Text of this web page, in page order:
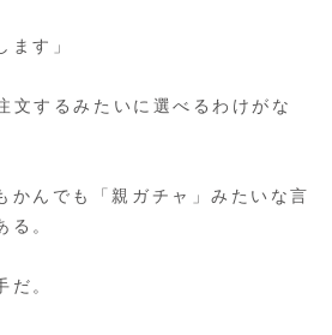
ます」
文するみたいに選べるわけがな
かんでも「親ガチャ」みたいな言
る。
だ。